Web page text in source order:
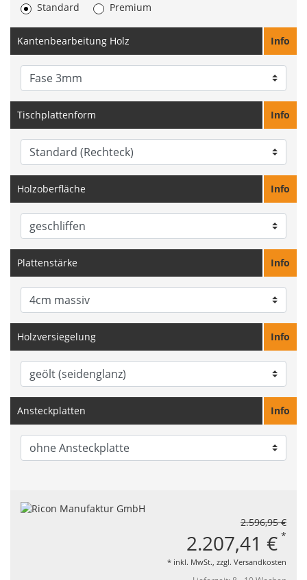
Standard Premium
Kantenbearbeitung Holz Info
Tischplattenform Info
Holzoberfläche Info
Plattenstärke Info
Holzversiegelung Info
Ansteckplatten Info
2.596,95 €
2.207,41 € *
* inkl. MwSt., zzgl. Versandkosten